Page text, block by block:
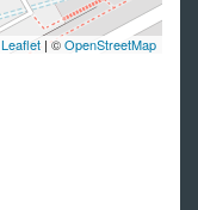
Leaflet | ©OpenStreetMap